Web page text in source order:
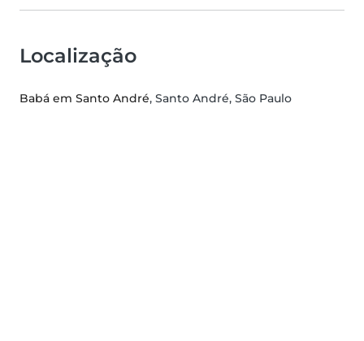
Localização
Babá em Santo André, Santo André, São Paulo